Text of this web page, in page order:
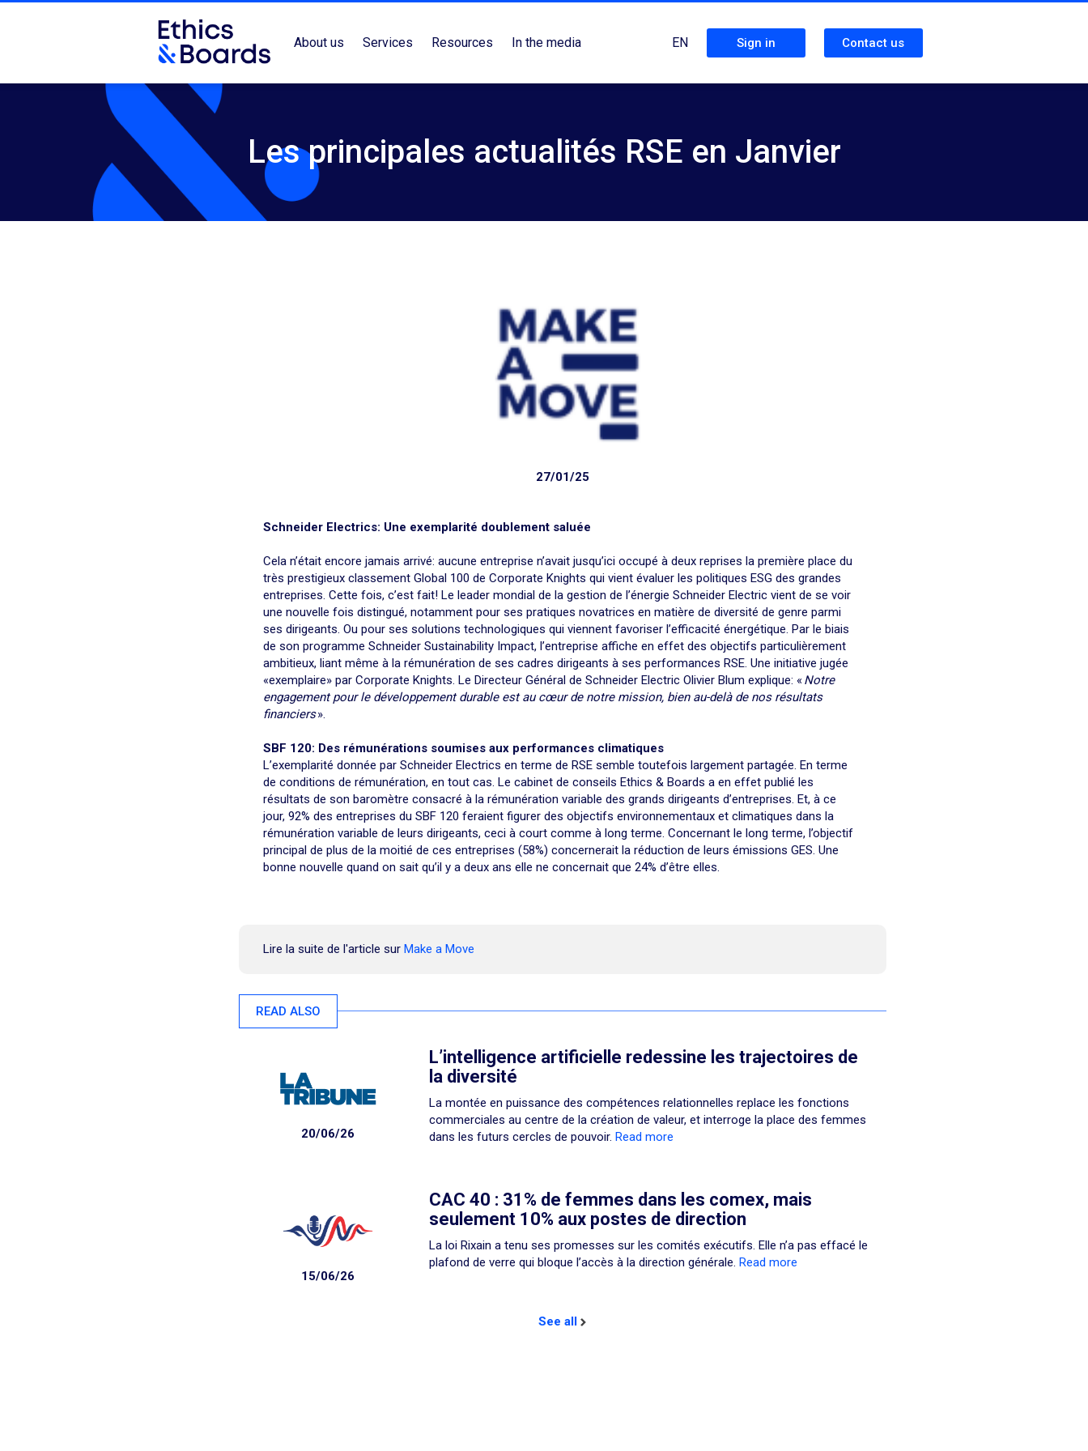
About us Services Resources In the media EN Sign in Contact us
Les principales actualités RSE en Janvier
27/01/25
Schneider Electrics: Une exemplarité doublement saluée
Cela n’était encore jamais arrivé: aucune entreprise n’avait jusqu’ici occupé à deux reprises la première place du
très prestigieux classement Global 100 de Corporate Knights qui vient évaluer les politiques ESG des grandes
entreprises. Cette fois, c’est fait! Le leader mondial de la gestion de l’énergie Schneider Electric vient de se voir
une nouvelle fois distingué, notamment pour ses pratiques novatrices en matière de diversité de genre parmi
ses dirigeants. Ou pour ses solutions technologiques qui viennent favoriser l’efficacité énergétique. Par le biais
de son programme Schneider Sustainability Impact, l’entreprise affiche en effet des objectifs particulièrement
ambitieux, liant même à la rémunération de ses cadres dirigeants à ses performances RSE. Une initiative jugée
«exemplaire» par Corporate Knights. Le Directeur Général de Schneider Electric Olivier Blum explique: «Notre
engagement pour le développement durable est au cœur de notre mission, bien au-delà de nos résultats
financiers».
SBF 120: Des rémunérations soumises aux performances climatiques
L’exemplarité donnée par Schneider Electrics en terme de RSE semble toutefois largement partagée. En terme
de conditions de rémunération, en tout cas. Le cabinet de conseils Ethics & Boards a en effet publié les
résultats de son baromètre consacré à la rémunération variable des grands dirigeants d’entreprises. Et, à ce
jour, 92% des entreprises du SBF 120 feraient figurer des objectifs environnementaux et climatiques dans la
rémunération variable de leurs dirigeants, ceci à court comme à long terme. Concernant le long terme, l’objectif
principal de plus de la moitié de ces entreprises (58%) concernerait la réduction de leurs émissions GES. Une
bonne nouvelle quand on sait qu’il y a deux ans elle ne concernait que 24% d’être elles.
Lire la suite de l'article sur Make a Move
READ ALSO
L’intelligence artificielle redessine les trajectoires de
la diversité
La montée en puissance des compétences relationnelles replace les fonctions
commerciales au centre de la création de valeur, et interroge la place des femmes
dans les futurs cercles de pouvoir. Read more
20/06/26
CAC 40 : 31% de femmes dans les comex, mais
seulement 10% aux postes de direction
La loi Rixain a tenu ses promesses sur les comités exécutifs. Elle n’a pas effacé le
plafond de verre qui bloque l’accès à la direction générale. Read more
15/06/26
See all